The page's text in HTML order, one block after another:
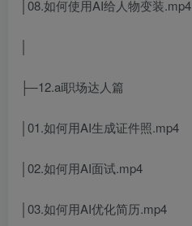
│08.如何使用AI给人物变装.mp4
├─12.ai职场达人篇
│01.如何用AI生成证件照.mp4
│02.如何用AI面试.mp4
│03.如何用AI优化简历.mp4